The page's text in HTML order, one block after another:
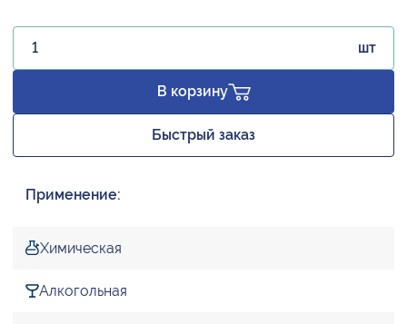
шт
В корзину
Быстрый заказ
Применение:
Химическая
Алкогольная